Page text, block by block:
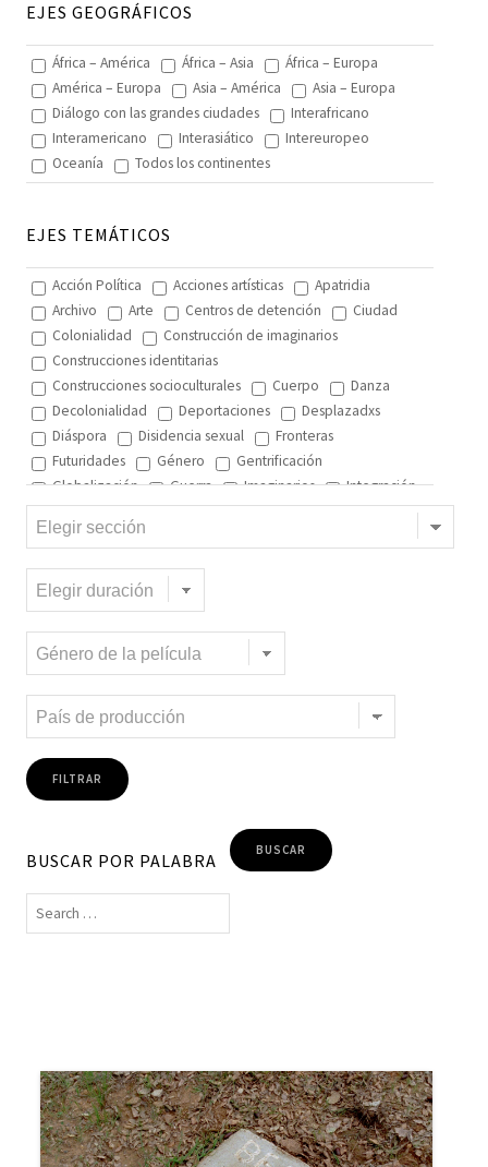
EJES GEOGRÁFICOS
África – América África – Asia
África – Europa
América – Europa
Asia – América
Asia – Europa
Diálogo con las grandes ciudades
Interafricano
Interamericano
Interasiático
Intereuropeo
Oceanía
Todos los continentes
EJES TEMÁTICOS
Acción Política Acciones artísticas
Apatridia
Archivo
Arte Centros de detención
Ciudad
Colonialidad
Construcción de imaginarios
Construcciones identitarias
Construcciones socioculturales
Cuerpo
Danza
Decolonialidad
Deportaciones
Desplazadxs
Diáspora
Disidencia sexual
Fronteras
Futuridades
Género
Gentrificación
Globalización
Guerra Imaginarios
Integración
Interculturalidad
Interculturalidad en el arte
Interculturalidad en la música
Migración y DD.HH
Migración y globalización
Migración y Pueblos originarios
Migración y recursos naturales
Migración y salud
Movimiento
Mujeres
Niñez
Otredad
Pueblos Originarios
Racialidad
Refugiadxs y solicitantes de asilo
BUSCAR POR PALABRA